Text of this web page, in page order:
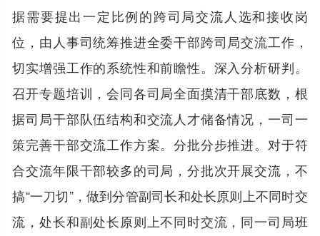
据需要提出一定比例的跨司局交流人选和接收岗
位，由人事司统筹推进全委干部跨司局交流工作，
切实增强工作的系统性和前瞻性。深入分析研判。
召开专题培训，会同各司局全面摸清干部底数，根
据司局干部队伍结构和交流人才储备情况，一司一
策完善干部交流工作方案。分批分步推进。对于符
合交流年限干部较多的司局，分批次开展交流，不
搞“一刀切”，做到分管副司长和处长原则上不同时交
流，处长和副处长原则上不同时交流，同一司局班